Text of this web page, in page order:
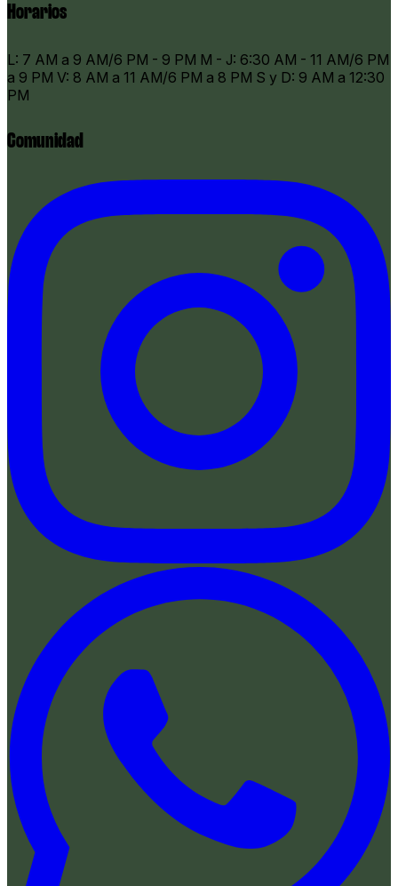
Horarios
​L: 7 AM a 9 AM/6 PM - 9 PM M - J: 6:30 AM - 11 AM/6 PM
a 9 PM V: 8 AM a 11 AM/6 PM a 8 PM S y D: 9 AM a 12:30
PM
Comunidad